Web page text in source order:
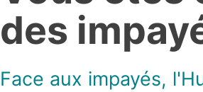
des
Face aux impayés,